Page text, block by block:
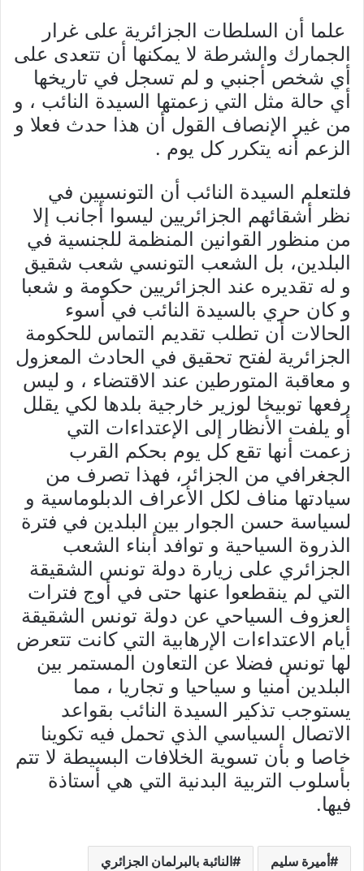
‎ علما أن السلطات الجزائرية على غرار
الجمارك والشرطة لا يمكنها أن تتعدى على
أي شخص أجنبي و لم تسجل في تاريخها
أي حالة مثل التي زعمتها السيدة النائب ، و
من غير الإنصاف القول أن هذا حدث فعلا و
الزعم أنه يتكرر كل يوم .
‎فلتعلم السيدة النائب أن التونسيين في
نظر أشقائهم الجزائريين ليسوا أجانب إلا
من منظور القوانين المنظمة للجنسية في
البلدين، بل الشعب التونسي شعب شقيق
و له تقديره عند الجزائريين حكومة و شعبا
و كان حري بالسيدة النائب في أسوء
الحالات أن تطلب تقديم التماس للحكومة
الجزائرية لفتح تحقيق في الحادث المعزول
و معاقبة المتورطين عند الاقتضاء ، و ليس
رفعها توبيخا لوزير خارجية بلدها لكي يقلل
أو يلفت الأنظار إلى الإعتداءات التي
زعمت أنها تقع كل يوم بحكم القرب
الجغرافي من الجزائر، فهذا تصرف من
سيادتها مناف لكل الأعراف الدبلوماسية و
لسياسة حسن الجوار بين البلدين في فترة
الذروة السياحية و توافد أبناء الشعب
الجزائري على زيارة دولة تونس الشقيقة
التي لم ينقطعوا عنها حتى في أوج فترات
العزوف السياحي عن دولة تونس الشقيقة
أيام الاعتداءات الإرهابية التي كانت تتعرض
لها تونس فضلا عن التعاون المستمر بين
البلدين أمنيا و سياحيا و تجاريا ، مما
يستوجب تذكير السيدة النائب بقواعد
الاتصال السياسي الذي تحمل فيه تكوينا
خاصا و بأن تسوية الخلافات البسيطة لا تتم
بأسلوب التربية البدنية التي هي أستاذة
فيها.
أميرة سليم النائبة بالبرلمان الجزائري